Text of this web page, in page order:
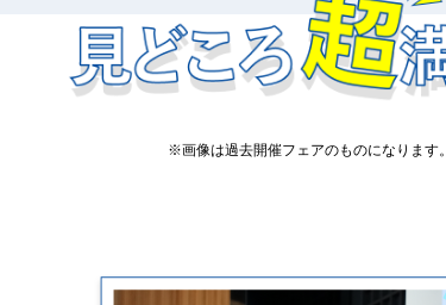
※画像は過去開催フェアのものになります。